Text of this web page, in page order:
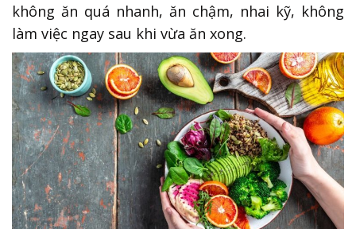
không ăn quá nhanh, ăn chậm, nhai kỹ, không
làm việc ngay sau khi vừa ăn xong.